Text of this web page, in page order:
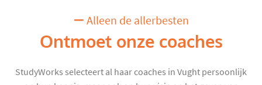
Alleen de allerbesten
Ontmoet onze coaches
StudyWorks selecteert al haar coaches in Vught persoonlijk